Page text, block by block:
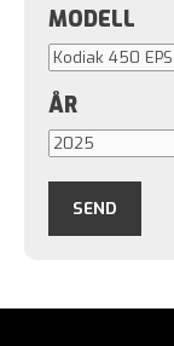
MODELL
ÅR